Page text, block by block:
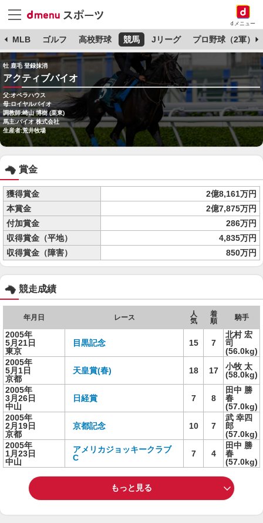
dメニュー
MLB ゴルフ 高校野球 競馬 Jリーグ プロ野球（2軍）
牡 鹿毛 登録抹消
アクティブバイオ
父:オペラハウス
母:ロイヤルバイオ
調教師:崎山 博樹 (栗東)
馬主:バイオ 株式会社
生産者:荒井牧場
賞金
獲得賞金
2億8,161万円
本賞金
2億7,875万円
付加賞金
286万円
収得賞金（平地）
4,835万円
収得賞金（障害）
850万円
競走成績
年月日 レース
人
気
着
順
騎手
2005年
5月21日
東京
目黒記念 15 7
北村 宏
司
(56.0kg)
2005年
5月1日
京都
天皇賞(春) 18 17
小牧 太
(58.0kg)
2005年
3月26日
中山
日経賞 7 8
田中 勝
春
(57.0kg)
2005年
2月19日
京都
京都記念 10 7
武 幸四
郎
(57.0kg)
2005年
1月23日
中山
アメリカジョッキークラブ
C
7 4
田中 勝
春
(57.0kg)
もっと見る